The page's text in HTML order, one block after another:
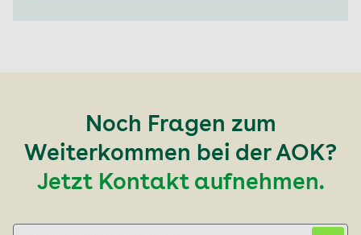
Noch Fragen zum
Weiterkommen bei der AOK?
Jetzt Kontakt aufnehmen.